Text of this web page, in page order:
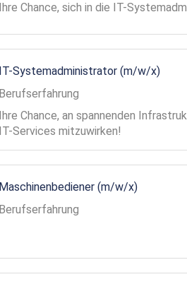
Ihre Chance, sich in die IT-
IT-Systemadministrator (m/w/x)
Berufserfahrung
Ihre Chance, an spannenden
IT-Services mitzuwirken!
Maschinenbediener (m/w/x)
Berufserfahrung